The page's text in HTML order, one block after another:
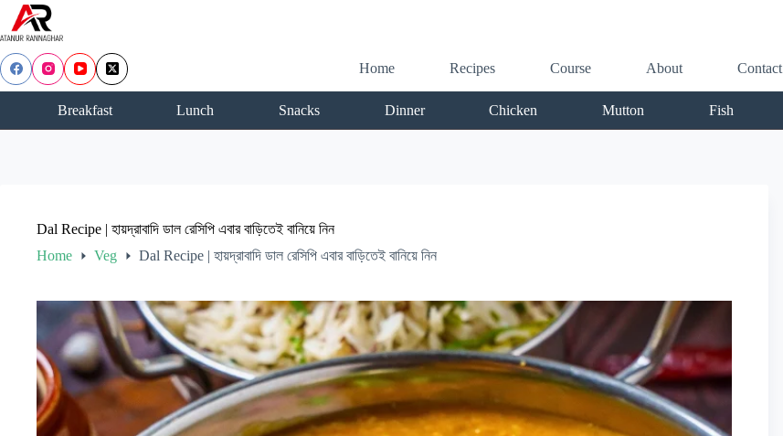
Skip
content
Home
Recipes Course About Contact
Breakfast Lunch Snacks Dinner Chicken Mutton Fish
Dal Recipe | হায়দ্রাবাদি ডাল রেসিপি এবার বাড়িতেই বানিয়ে নিন
Home
Veg Dal Recipe | হায়দ্রাবাদি ডাল রেসিপি এবার বাড়িতেই বানিয়ে নিন